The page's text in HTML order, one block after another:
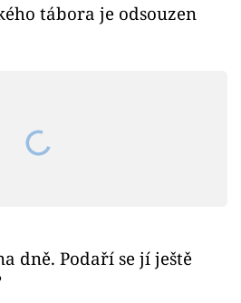
tábora je odsouzen
dně. Podaří se jí ještě